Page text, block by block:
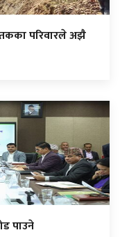
परिवारले अझै
पाउने